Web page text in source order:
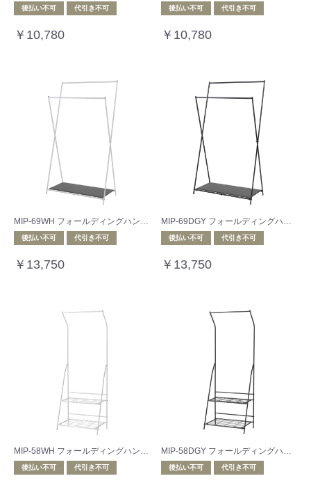
後払い不可 代引き不可
￥10,780
後払い不可 代引き不可
￥10,780
後払い不可 代引き不可
￥13,750
後払い不可 代引き不可
￥13,750
後払い不可 代引き不可 後払い不可 代引き不可